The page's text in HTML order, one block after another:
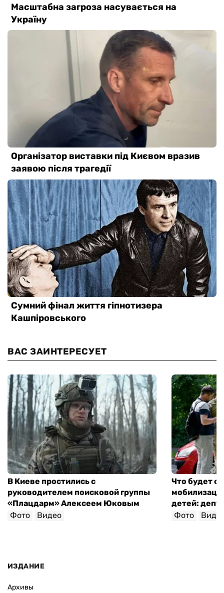
ВАС ЗАИНТЕРЕСУЕТ
В Киеве простились с
руководителем поисковой группы
«Плацдарм» Алексеем Юковым
Фото
Видео
Что будет с
детей:
Фото
ИЗДАНИЕ
Архивы